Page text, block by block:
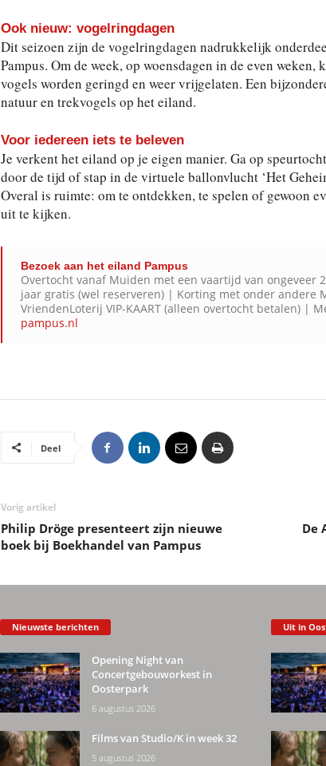
Ook nieuw: vogelringdagen
Dit seizoen zijn de vogelringdagen nadrukkelijk
Pampus. Om de week, op woensdagen in de even
vogels worden geringd en weer vrijgelaten. Een
natuur en trekvogels op het eiland.
Voor iedereen iets te beleven
Je verkent het eiland op je eigen manier. Ga op
door de tijd of stap in de virtuele ballonvlucht ‘Het
Overal is ruimte: om te ontdekken, te spelen of gewoon
uit te kijken.
Bezoek aan het eiland Pampus
Overtocht vanaf Muiden met een vaartijd van ongeveer
jaar gratis (wel reserveren) | Korting met onder andere
VriendenLoterij VIP-KAART (alleen overtocht betalen) |
pampus.nl
Deel
Vorig artikel
Philip Dröge presenteert zijn nieuwe
boek bij Boekhandel van Pampus
De
Nieuwste berichten
Opening Night van
Concertgebouworkest in
Oosterpark
6 augustus 2026
Films van Studio/K in week 32
5 augustus 2026
Uit in